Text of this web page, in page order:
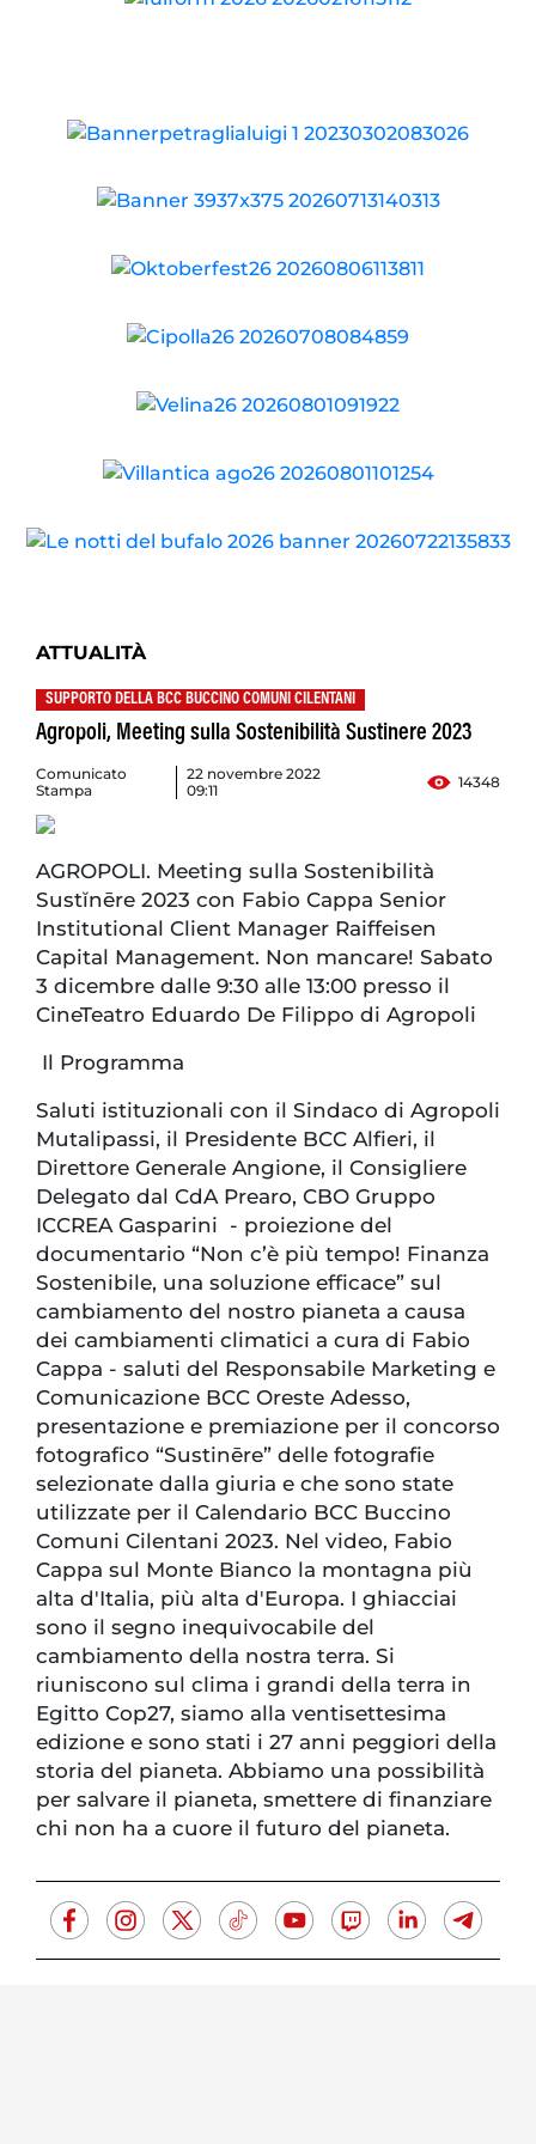
ATTUALITÀ
SUPPORTO DELLA BCC BUCCINO COMUNI CILENTANI
Agropoli, Meeting sulla Sostenibilità Sustinere 2023
Comunicato
Stampa
22 novembre 2022
09:11
14348
AGROPOLI. Meeting sulla Sostenibilità
Sustĭnēre 2023 con Fabio Cappa Senior
Institutional Client Manager Raiffeisen
Capital Management. Non mancare! Sabato
3 dicembre dalle 9:30 alle 13:00 presso il
CineTeatro Eduardo De Filippo di Agropoli
Il Programma
Saluti istituzionali con il Sindaco di Agropoli
Mutalipassi, il Presidente BCC Alfieri, il
Direttore Generale Angione, il Consigliere
Delegato dal CdA Prearo, CBO Gruppo
ICCREA Gasparini - proiezione del
documentario “Non c’è più tempo! Finanza
Sostenibile, una soluzione efficace” sul
cambiamento del nostro pianeta a causa
dei cambiamenti climatici a cura di Fabio
Cappa - saluti del Responsabile Marketing e
Comunicazione BCC Oreste Adesso,
presentazione e premiazione per il concorso
fotografico “Sustinēre” delle fotografie
selezionate dalla giuria e che sono state
utilizzate per il Calendario BCC Buccino
Comuni Cilentani 2023. Nel video, Fabio
Cappa sul Monte Bianco la montagna più
alta d'Italia, più alta d'Europa. I ghiacciai
sono il segno inequivocabile del
cambiamento della nostra terra. Si
riuniscono sul clima i grandi della terra in
Egitto Cop27, siamo alla ventisettesima
edizione e sono stati i 27 anni peggiori della
storia del pianeta. Abbiamo una possibilità
per salvare il pianeta, smettere di finanziare
chi non ha a cuore il futuro del pianeta.